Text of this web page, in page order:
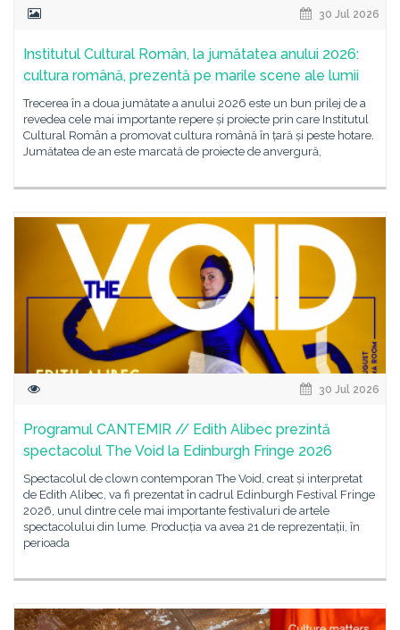
30 Jul 2026
Institutul Cultural Român, la jumătatea anului 2026:
cultura română, prezentă pe marile scene ale lumii
Trecerea în a doua jumătate a anului 2026 este un bun prilej de a
revedea cele mai importante repere și proiecte prin care Institutul
Cultural Român a promovat cultura română în țară și peste hotare.
Jumătatea de an este marcată de proiecte de anvergură,
30 Jul 2026
Programul CANTEMIR // Edith Alibec prezintă
spectacolul The Void la Edinburgh Fringe 2026
Spectacolul de clown contemporan The Void, creat și interpretat
de Edith Alibec, va fi prezentat în cadrul Edinburgh Festival Fringe
2026, unul dintre cele mai importante festivaluri de artele
spectacolului din lume. Producția va avea 21 de reprezentații, în
perioada